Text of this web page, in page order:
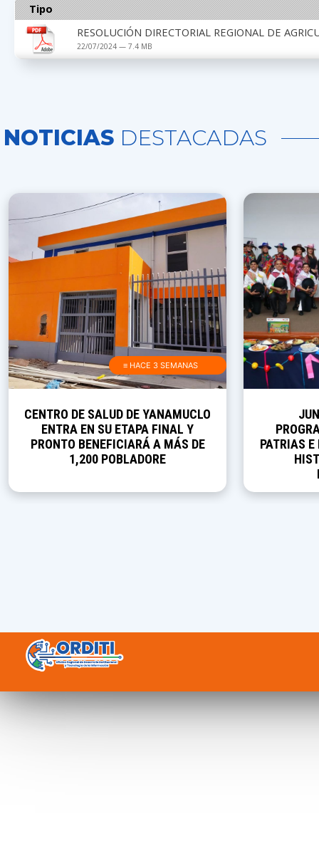
Tipo
RESOLUCIÓN DIRECTORIAL REGIONAL DE
22/07/2024 — 7.4 MB
NOTICIAS DESTACADAS
≡ HACE 3 SEMANAS
CENTRO DE SALUD DE YANAMUCLO
ENTRA EN SU ETAPA FINAL Y
PRONTO BENEFICIARÁ A MÁS DE
1,200 POBLADORE
PATRIAS